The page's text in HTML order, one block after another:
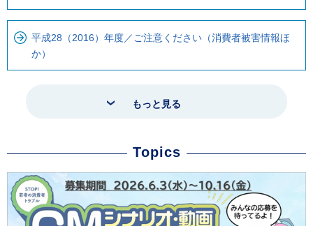
平成28（2016）年度／ご注意ください（消費者被害情報ほ
か）
もっと見る
Topics